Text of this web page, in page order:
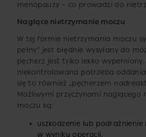
menopauzy – co prowadzi do
Naglące nietrzymanie moczu
W tej formie nietrzymania moczu
pełny” jest błędnie wysyłany do
pęcherz jest tylko lekko wypełniony.
niekontrolowana potrzeba
się to również „pęcherzem
Możliwymi przyczynami naglącego
moczu są:
uszkodzenie lub podrażnienie
w wyniku operacji,